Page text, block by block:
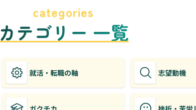
categories
カテゴリー 一覧
就活・転職の軸 志望動機